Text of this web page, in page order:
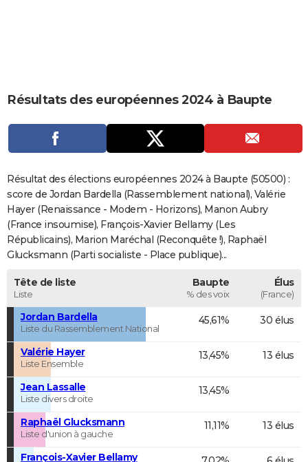
CARTE DE VOEUX
Carte de Noël
Carte Bonne année
Carte Saint-Valentin
Carte Pâques
Carte d'anniversaire
DICTIONNAIRE
Dictionnaire
Biographies
Citations
Expressions
Proverbes
PROGRAMME TV
COPAINS D'AVANT
S'inscrire
Se connecter
Lycées
Collèges
Primaires
Universités
Entreprises
Service militaire
Avis de recherche
AVIS DE DÉCÈS
FORUM
Résultats des européennes 2024 à Baupte
Résultat des élections européennes 2024 à Baupte (50500) :
score de Jordan Bardella (Rassemblement national), Valérie
Hayer (Renaissance - Modem - Horizons), Manon Aubry
(France insoumise), François-Xavier Bellamy (Les
Républicains), Marion Maréchal (Reconquête !), Raphaël
Glucksmann (Parti socialiste - Place publique)...
Tête de liste
Liste
Baupte
% des voix
Élus
(France)
Jordan Bardella
Liste du Rassemblement National
45,61% 30 élus
Valérie Hayer
Liste Ensemble
13,45% 13 élus
Jean Lassalle
Liste divers droite
13,45%
Raphaël Glucksmann
Liste d'union à gauche
11,11% 13 élus
François-Xavier Bellamy